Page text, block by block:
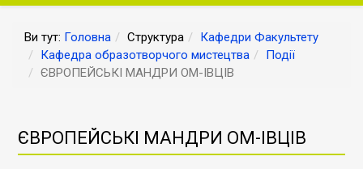
Ви тут: Головна Структура
Кафедри Факультету
Кафедра образотворчого мистецтва
Події
ЄВРОПЕЙСЬКІ МАНДРИ ОМ-ІВЦІВ
ЄВРОПЕЙСЬКІ МАНДРИ ОМ-ІВЦІВ